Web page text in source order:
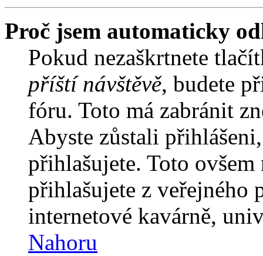
Proč jsem automaticky
Pokud nezaškrtnete
příští návštěvě, budete
fóru. Toto má zabránit
Abyste zůstali
přihlašujete. Toto
přihlašujete z veřejného
internetové kavárně,
Nahoru